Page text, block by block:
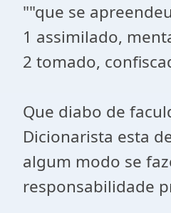
""que se apreendeu
1 assimilado,
2 tomado,
Que diabo de
Dicionarista esta
algum modo se
responsabilidade